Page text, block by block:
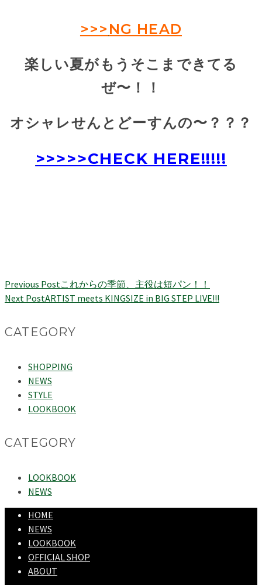
>>> NG HEAD
楽しい夏がもうそこまできてる
ぜ〜！！
オシャレせんとどーすんの〜？？？
>>>>>CHECK HERE!!!!!
Previous Postこれからの季節、主役は短パン！！
Next PostARTIST meets KINGSIZE in BIG STEP LIVE!!!
CATEGORY
SHOPPING
NEWS
STYLE
LOOKBOOK
CATEGORY
LOOKBOOK
NEWS
HOME
NEWS
LOOKBOOK
OFFICIAL SHOP
ABOUT